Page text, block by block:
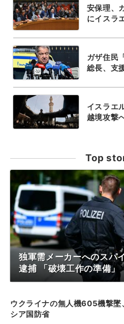
安保理、
にイスラ
ガザ住民
総長、支
イスラエ
越境攻撃
Top
独軍需メーカーへのスパ
逮捕 「破壊工作の準備」
ウクライナの無人機605機撃墜
シア国防省